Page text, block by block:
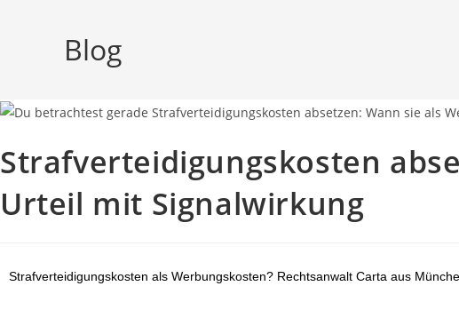
Blog
Strafverteidigungskosten
Urteil mit Signalwirkung
Strafverteidigungskosten als Werbungskosten? Rechtsanwalt Carta aus